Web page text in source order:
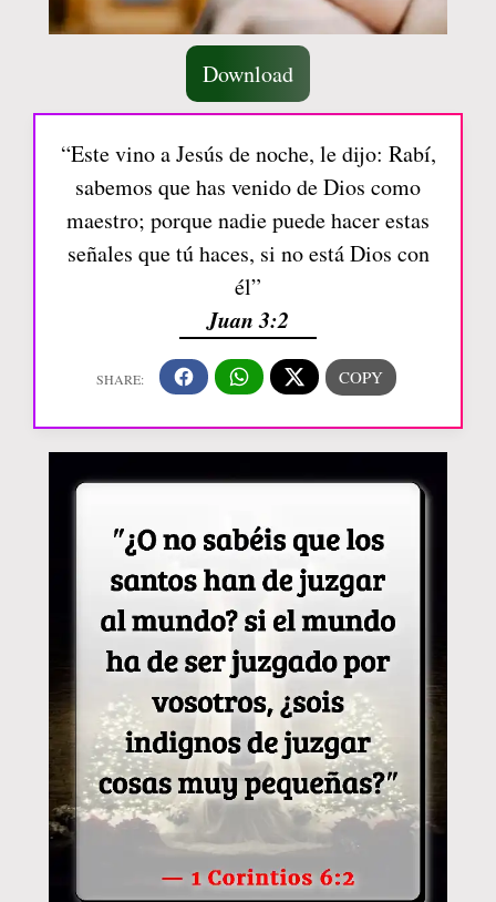
Download
“Este vino a Jesús de noche, le dijo: Rabí,
sabemos que has venido de Dios como
maestro; porque nadie puede hacer estas
señales que tú haces, si no está Dios con
él”
Juan 3:2